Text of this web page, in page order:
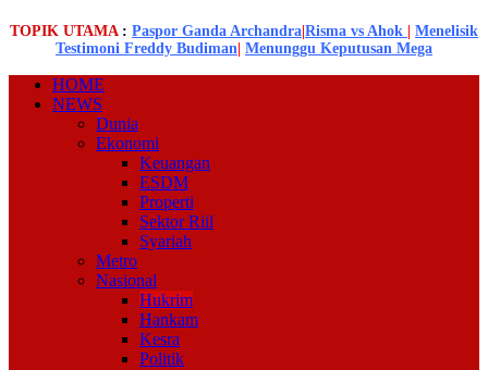
TOPIK UTAMA: Paspor Ganda Archandra Risma vs Ahok
Menelisik
Testimoni Freddy Budiman Menunggu Keputusan Mega
HOME
NEWS
Dunia
Ekonomi
Keuangan
ESDM
Properti
Sektor Riil
Syariah
Metro
Nasional
Hukrim
Hankam
Kesra
Politik